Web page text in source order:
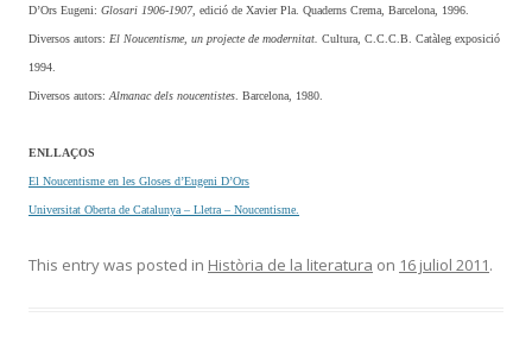
D’Ors Eugeni: Glosari 1906-1907, edició de Xavier Pla. Quaderns Crema, Barcelona, 1996.
Diversos autors: El Noucentisme, un projecte de modernitat. Cultura, C.C.C.B. Catàleg exposició
1994.
Diversos autors: Almanac dels noucentistes . Barcelona, 1980.
ENLLAÇOS
El Noucentisme en les Gloses d’Eugeni D’Ors
Universitat Oberta de Catalunya – Lletra – Noucentisme.
This entry was posted in Història de la literatura on 16 juliol 2011.